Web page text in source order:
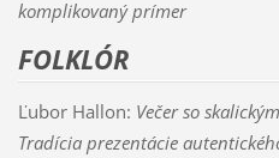
komplikovaný prímer
FOLKLÓR
Ľubor Hallon: Večer so
Tradícia prezentácie